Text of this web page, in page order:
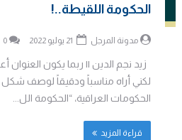
الحكومة اللقيطة..!
مدونة المرجل 0
زيد نجم الدين || ربما يكون العنوان
لكني أراه مناسباً ودقيقاً لوصف
الحكومات العراقية، “الحكومة الل...
قراءة المزيد